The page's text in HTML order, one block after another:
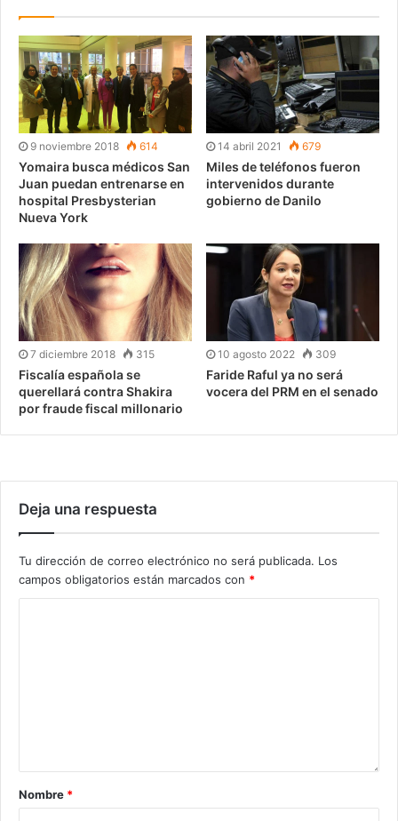
9 noviembre 2018 614
Yomaira busca médicos San
Juan puedan entrenarse en
hospital Presbysterian
Nueva York
14 abril 2021 679
Miles de teléfonos fueron
intervenidos durante
gobierno de Danilo
7 diciembre 2018 315
Fiscalía española se
querellará contra Shakira
por fraude fiscal millonario
10 agosto 2022 309
Faride Raful ya no será
vocera del PRM en el senado
Deja una respuesta
Tu dirección de correo electrónico no será publicada. Los
campos obligatorios están marcados con *
Nombre *